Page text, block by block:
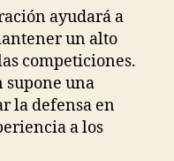
ayudará a
un alto
competiciones.
supone una
la defensa en
a los